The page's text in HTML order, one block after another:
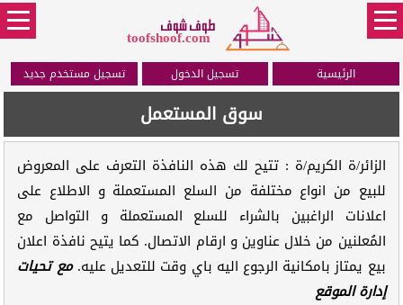
طوف شوف
toofshoof.com
الرئيسية تسجيل الدخول تسجيل مستخدم جديد
سوق المستعمل
الزائر/ة الكريم/ة : تتيح لك هذه النافذة التعرف على المعروض
للبيع من انواع مختلفة من السلع المستعملة و الاطلاع على
اعلانات الراغبين بالشراء للسلع المستعملة و التواصل مع
المُعلنين من خلال عناوين و ارقام الاتصال. كما يتيح نافذة اعلان
بيع يمتاز بامكانية الرجوع اليه باي وقت للتعديل عليه.مع تحيات
إدارة الموقع